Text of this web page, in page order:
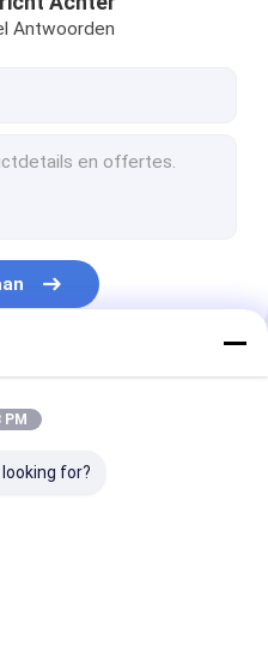
Antwoorden
PM
for?